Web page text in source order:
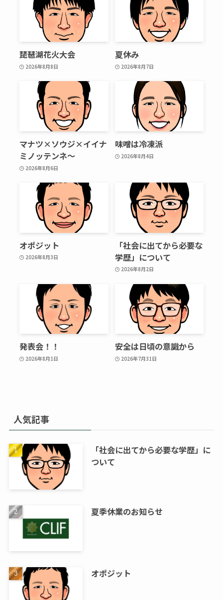
琵琶湖花火大会
2026年8月8日
夏休み
2026年8月7日
マナツ×ソウジ×イイナ
ミノッテンネ～
2026年8月6日
味噌は冷凍派
2026年8月4日
オポジット
2026年8月3日
「社会に出てから必要な
学歴」について
2026年8月2日
発表会！！
2026年8月1日
安全は日頃の意識から
2026年7月31日
人気記事
「社会に出てから必要な学歴」に
ついて
夏季休業のお知らせ
オポジット